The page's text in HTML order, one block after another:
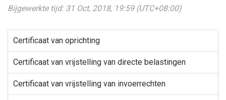
Bijgewerkte tijd: 31 Oct, 2018, 19:59 (UTC+08:00)
Certificaat van oprichting
Certificaat van vrijstelling van directe belastingen
Certificaat van vrijstelling van invoerrechten